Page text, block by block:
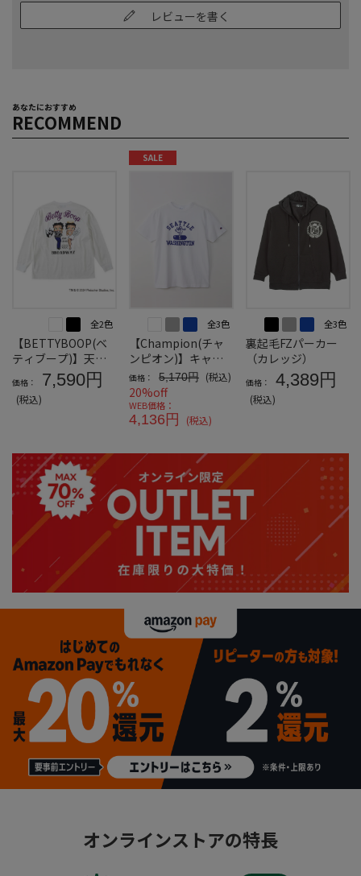
レビューを書く
あなたにおすすめ
RECOMMEND
全2色
【BETTYBOOP(ベ
ティブープ)】天竺
プリント長袖Tシャ
ツ＊カタログ商品
価格： 7,590円
(税込)
SALE
全3色
【Champion(チャ
ンピオン)】キャラ
クターTシャツ
価格： 5,170円 (税込)
20%off
WEB価格：
4,136円 (税込)
全3色
裏起毛FZパーカー
（カレッジ）
価格： 4,389円
(税込)
オンラインストアの特長